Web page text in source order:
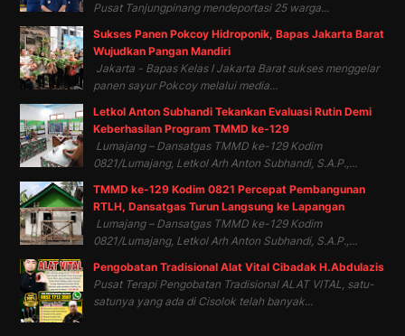
Pusat Tanjungpinang mendeportasi 25 warga...
Sukses Panen Pokcoy Hidroponik, Bapas Jakarta Barat
Wujudkan Pangan Mandiri
Jakarta - Bapas Kelas I Jakarta Barat sukses menggelar
panen sayur Pokcoy melalui media...
Letkol Anton Subhandi Tekankan Evaluasi Rutin Demi
Keberhasilan Program TMMD ke-129
Lumajang – Dansatgas TMMD ke-129 Kodim
0821/Lumajang, Letkol Arh Anton Subhandi, S.A.P.,...
TMMD ke-129 Kodim 0821 Percepat Pembangunan
RTLH, Dansatgas Turun Langsung ke Lapangan
Lumajang – Dansatgas TMMD ke-129 Kodim
0821/Lumajang, Letkol Arh Anton Subhandi, S.A.P.,...
Pengobatan Tradisional Alat Vital Cibadak H.Abdulazis
Pusat Terapi Pengobatan Tradisional ALAT VITAL, satu-
satunya yang ada di Cisolok telah banyak...